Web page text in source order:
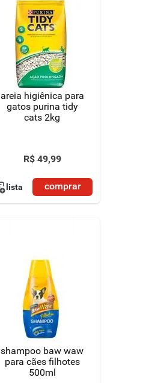
areia higiênica para
gatos purina tidy
cats 2kg
R$ 49,99
lista comprar
shampoo baw waw
para cães filhotes
500ml